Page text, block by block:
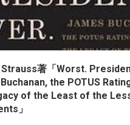
著「Worst.
the POTUS
of the Least of the
」